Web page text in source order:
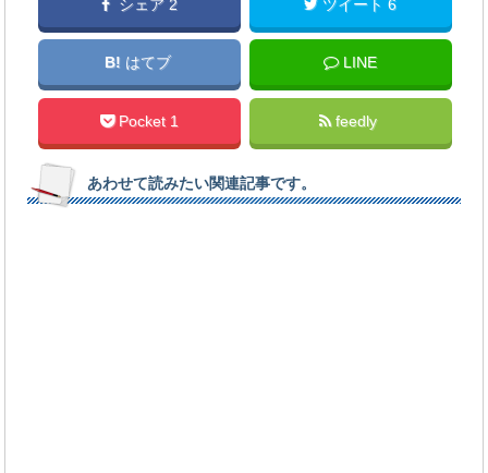
シェア 2 ツイート 6
B! はてブ LINE
Pocket 1 feedly
あわせて読みたい関連記事です。